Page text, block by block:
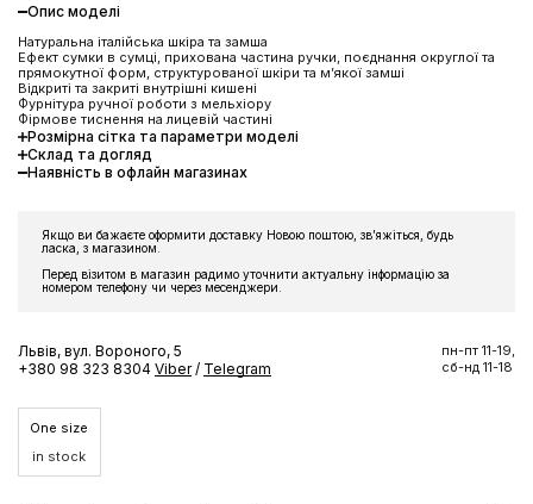
Опис моделі
Натуральна італійська шкіра та замша
Ефект сумки в сумці, прихована частина ручки, поєднання округлої та
прямокутної форм, структурованої шкіри та мʼякої замші
Відкриті та закриті внутрішні кишені
Фурнітура ручної роботи з мельхіору
Фірмове тиснення на лицевій частині
Розмірна сітка та параметри моделі
Склад та догляд
Наявність в офлайн магазинах
Якщо ви бажаєте оформити доставку Новою поштою, звʼяжіться, будь
ласка, з магазином.
Перед візитом в магазин радимо уточнити актуальну інформацію за
номером телефону чи через месенджери.
Львів, вул. Вороного, 5
+380 98 323 8304 Viber / Telegram
пн-пт 11-19,
сб-нд 11-18
One size
in stock